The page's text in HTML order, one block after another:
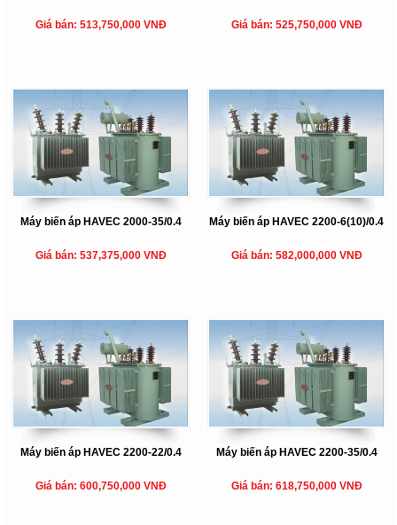
Giá bán: 513,750,000 VNĐ Giá bán: 525,750,000 VNĐ
Máy biến áp HAVEC 2000-35/0.4
Giá bán: 537,375,000 VNĐ
Máy biến áp HAVEC 2200-6(10)/0.4
Giá bán: 582,000,000 VNĐ
Máy biến áp HAVEC 2200-22/0.4
Giá bán: 600,750,000 VNĐ
Máy biến áp HAVEC 2200-35/0.4
Giá bán: 618,750,000 VNĐ